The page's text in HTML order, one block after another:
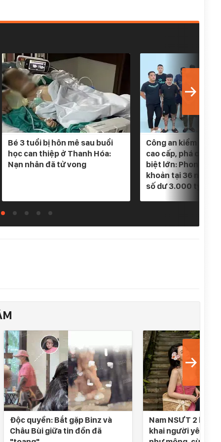
Bé 3 tuổi bị hôn mê sau buổi
học can thiệp ở Thanh Hóa:
Nạn nhân đã tử vong
Công an kiểm tra 5
cao cấp, phá
biệt lớn: Phong tỏa
khoản tại 36 ngân
số dư 3.000 tỷ
Độc quyền: Bắt gặp Binz và
Châu Bùi giữa tin đồn đã
Nam NSƯT 2 lần
khai người yêu SN